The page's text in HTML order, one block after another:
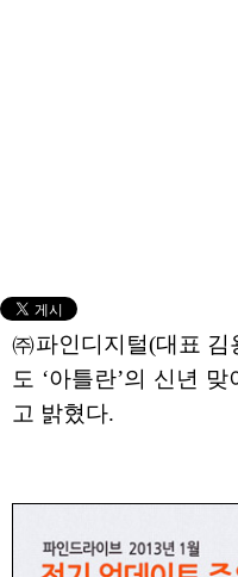
㈜파인디지털(대표 김
도 ‘아틀란’의 신년
고 밝혔다.